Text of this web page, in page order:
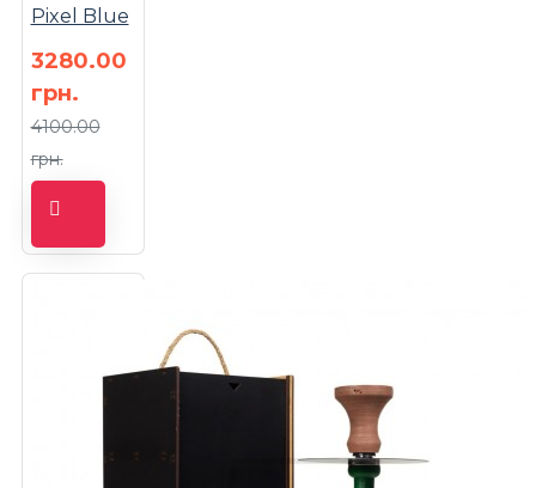
Pixel Blue
3280.00
грн.
4100.00
грн.